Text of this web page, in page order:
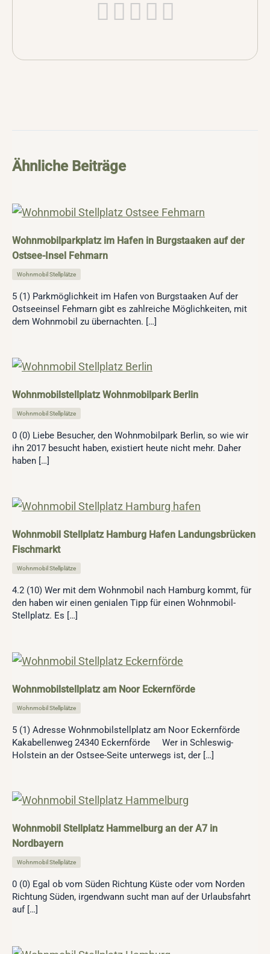
Ähnliche Beiträge
Wohnmobilparkplatz im Hafen in Burgstaaken auf der
Ostsee-Insel Fehmarn
Wohnmobil Stellplätze
5 (1) Parkmöglichkeit im Hafen von Burgstaaken Auf der
Ostseeinsel Fehmarn gibt es zahlreiche Möglichkeiten, mit
dem Wohnmobil zu übernachten. […]
Wohnmobilstellplatz Wohnmobilpark Berlin
Wohnmobil Stellplätze
0 (0) Liebe Besucher, den Wohnmobilpark Berlin, so wie wir
ihn 2017 besucht haben, existiert heute nicht mehr. Daher
haben […]
Wohnmobil Stellplatz Hamburg Hafen Landungsbrücken
Fischmarkt
Wohnmobil Stellplätze
4.2 (10) Wer mit dem Wohnmobil nach Hamburg kommt, für
den haben wir einen genialen Tipp für einen Wohnmobil-
Stellplatz. Es […]
Wohnmobilstellplatz am Noor Eckernförde
Wohnmobil Stellplätze
5 (1) Adresse Wohnmobilstellplatz am Noor Eckernförde
Kakabellenweg 24340 Eckernförde Wer in Schleswig-
Holstein an der Ostsee-Seite unterwegs ist, der […]
Wohnmobil Stellplatz Hammelburg an der A7 in
Nordbayern
Wohnmobil Stellplätze
0 (0) Egal ob vom Süden Richtung Küste oder vom Norden
Richtung Süden, irgendwann sucht man auf der Urlaubsfahrt
auf […]